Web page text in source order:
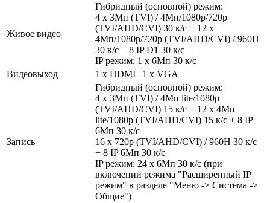
Живое видео
Гибридный (основной) режим:
4 x 3Мп (TVI) / 4Мп/1080р/720p
(TVI/AHD/CVI) 30 к/с + 12 х
4Мп/1080р/720p (TVI/AHD/CVI) / 960H
30 к/с + 8 IP D1 30 к/с
IP режим: 1 х 6Мп 30 к/с
Видеовыход
1 x HDMI | 1 x VGA
Запись
Гибридный (основной) режим:
4 x 3Мп (TVI) / 4Мп lite/1080р
(TVI/AHD/CVI) 15 к/с + 12 x 4Мп
lite/1080р (TVI/AHD/CVI) 15 к/с + 8 IP
6Мп 30 к/с
16 х 720р (TVI/AHD/CVI) / 960H 30 к/с
+ 8 IP 6Мп 30 к/с
IP режим: 24 х 6Мп 30 к/с (при
включении режима "Расширенный IP
режим" в разделе "Меню -> Система ->
Общие")